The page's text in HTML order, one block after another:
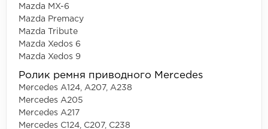
Mazda MX-6
Mazda Premacy
Mazda Tribute
Mazda Xedos 6
Mazda Xedos 9
Ролик ремня приводного Mercedes
Mercedes A124, A207, A238
Mercedes A205
Mercedes A217
Mercedes C124, C207, C238